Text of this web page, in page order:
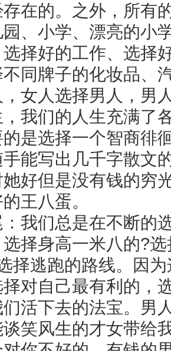
存在的。之外，所有
、小学、漂亮的小
择好的工作、选择
同牌子的化妆品、
女人选择男人，男
我们的人生充满了
是选择一个智商徘
能写出几千字散文
好但是没有钱的穷
王八蛋。
我们总是在不断的
选择身高一米八的?
择逃跑的路线。因
对自己最有利的，
们活下去的法宝。男
笑风生的才女带给